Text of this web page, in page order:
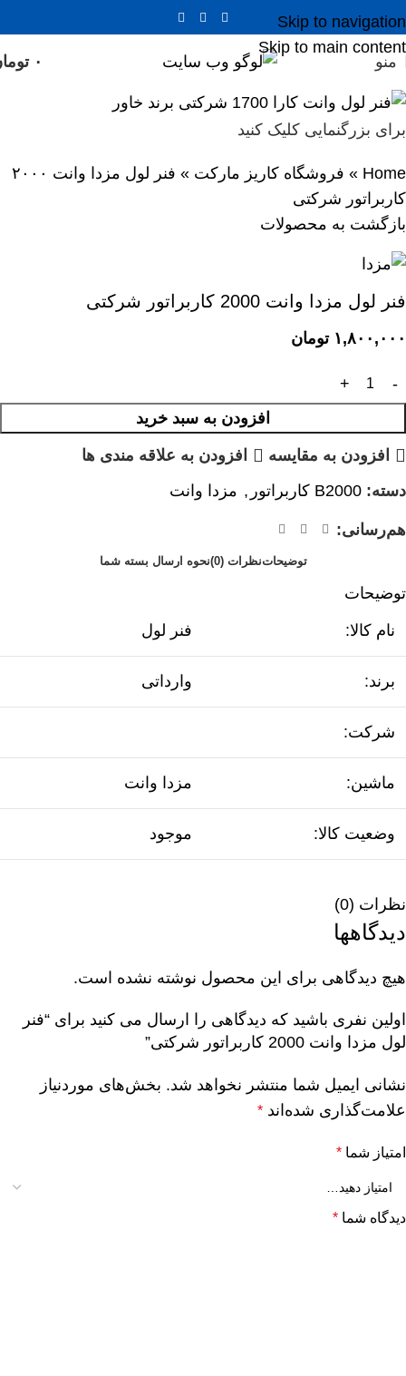
Skip to navigation
Skip to main content
منو
۰
برای بزرگنمایی کلیک کنید
Home
» فروشگاه کاریز مارکت »
فنر لول مزدا وانت ۲۰۰۰
کاربراتور شرکتی
بازگشت به محصولات
فنر لول مزدا وانت 2000 کاربراتور شرکتی
۱,۸۰۰,۰۰۰ تومان
افزودن به سبد خرید
افزودن به مقایسه
افزودن به علاقه مندی ها
دسته: B2000 کاربراتور , مزدا وانت
هم‌رسانی:
توضیحاتنظرات (0) نحوه ارسال بسته شما
توضیحات
نام کالا: فنر لول
برند: وارداتی
شرکت:
ماشین: مزدا وانت
وضعیت کالا: موجود
نظرات (0)
دیدگاهها
هیچ دیدگاهی برای این محصول نوشته نشده است.
اولین نفری باشید که دیدگاهی را ارسال می کنید برای “فنر
لول مزدا وانت 2000 کاربراتور شرکتی”
نشانی ایمیل شما منتشر نخواهد شد. بخش‌های موردنیاز
علامت‌گذاری شده‌اند *
امتیاز شما *
دیدگاه شما *